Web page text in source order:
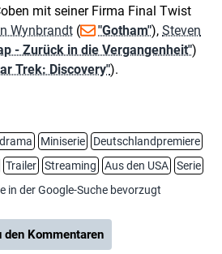
mit seiner Firma Final Twist
Wynbrandt ( "Gotham"), Steven
- Zurück in die Vergangenheit")
Trek: Discovery").
Miniserie
Deutschlandpremiere
Trailer Streaming Aus den USA
Serie
in der Google-Suche bevorzugt
Kommentaren